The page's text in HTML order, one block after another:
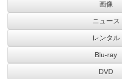
画像
ニュース
レンタル
Blu-ray
DVD